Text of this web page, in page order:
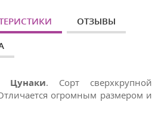
ОТЗЫВЫ
Цунаки. Сорт сверхкрупной
огромным размером и